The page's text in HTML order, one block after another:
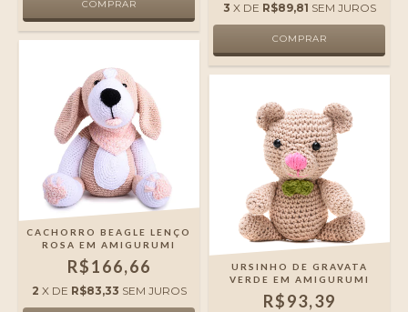
3 X DE R$89,81 SEM JUROS
CACHORRO BEAGLE LENÇO
ROSA EM AMIGURUMI
R$166,66
2 X DE R$83,33 SEM JUROS
URSINHO DE GRAVATA
VERDE EM AMIGURUMI
R$93,39